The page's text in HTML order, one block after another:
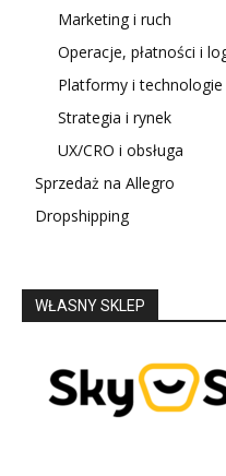
Marketing i ruch
Operacje, płatności i
Platformy i technologie
Strategia i rynek
UX/CRO i obsługa
Sprzedaż na Allegro
Dropshipping
WŁASNY SKLEP